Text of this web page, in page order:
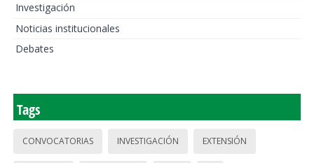
Investigación
Noticias institucionales
Debates
Tags
CONVOCATORIAS INVESTIGACIÓN EXTENSIÓN